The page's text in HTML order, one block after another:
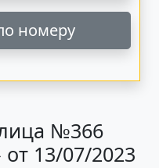
номеру
№366
13/07/2023